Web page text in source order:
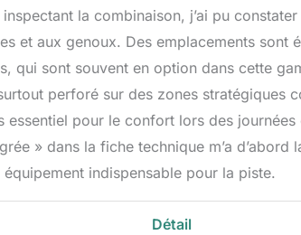
la combinaison, j’ai pu
et aux genoux. Des emplacements sont
qui sont souvent en option dans cette
perforé sur des zones stratégiques
essentiel pour le confort lors des
» dans la fiche technique m’a d’abord
indispensable pour la piste.
Détail